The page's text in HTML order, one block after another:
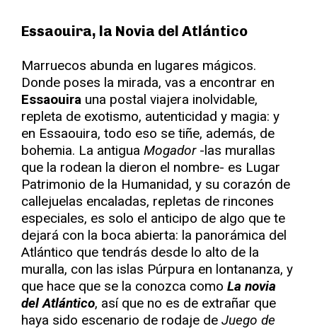
Essaouira, la Novia del Atlántico
Marruecos abunda en lugares mágicos.
Donde poses la mirada, vas a encontrar en
Essaouira una postal viajera inolvidable,
repleta de exotismo, autenticidad y magia: y
en Essaouira, todo eso se tiñe, además, de
bohemia. La antigua Mogador-las murallas
que la rodean la dieron el nombre- es Lugar
Patrimonio de la Humanidad, y su corazón de
callejuelas encaladas, repletas de rincones
especiales, es solo el anticipo de algo que te
dejará con la boca abierta: la panorámica del
Atlántico que tendrás desde lo alto de la
muralla, con las islas Púrpura en lontananza, y
que hace que se la conozca como La novia
del Atlántico, así que no es de extrañar que
haya sido escenario de rodaje de Juego de